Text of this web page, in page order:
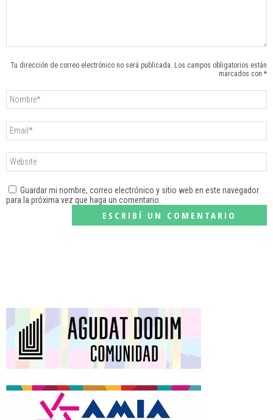
Tu dirección de correo electrónico no será publicada. Los campos obligatorios están
marcados con *
Guardar mi nombre, correo electrónico y sitio web en este navegador
para la próxima vez que haga un comentario.